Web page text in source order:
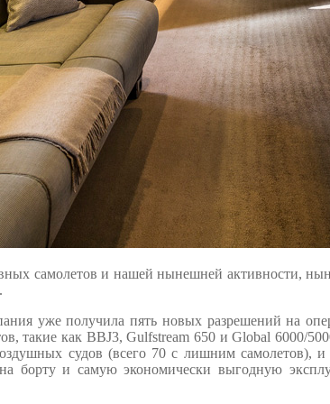
самолетов и нашей нынешней активности,
уже получила пять новых разрешений на
такие как BBJ3, Gulfstream 650 и Global
судов (всего 70 с лишним
борту и самую экономически выгодную